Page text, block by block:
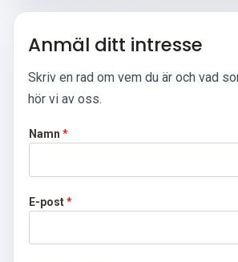
Anmäl ditt intresse
Skriv en rad om vem du är och vad
hör vi av oss.
Namn *
E-post*